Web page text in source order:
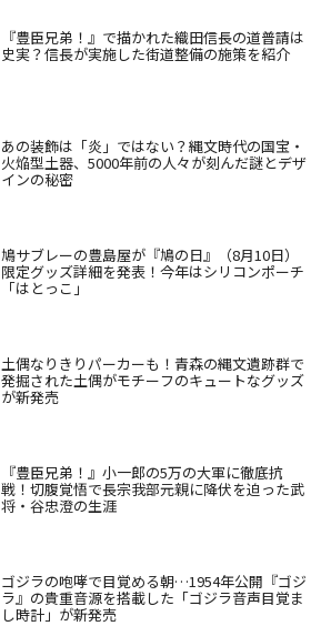
『豊臣兄弟！』で描かれた織田信長の道普請は
史実？信長が実施した街道整備の施策を紹介
あの装飾は「炎」ではない？縄文時代の国宝・
火焔型土器、5000年前の人々が刻んだ謎とデザ
インの秘密
鳩サブレーの豊島屋が『鳩の日』（8月10日）
限定グッズ詳細を発表！今年はシリコンポーチ
「はとっこ」
土偶なりきりパーカーも！青森の縄文遺跡群で
発掘された土偶がモチーフのキュートなグッズ
が新発売
『豊臣兄弟！』小一郎の5万の大軍に徹底抗
戦！切腹覚悟で長宗我部元親に降伏を迫った武
将・谷忠澄の生涯
ゴジラの咆哮で目覚める朝…1954年公開『ゴジ
ラ』の貴重音源を搭載した「ゴジラ音声目覚ま
し時計」が新発売